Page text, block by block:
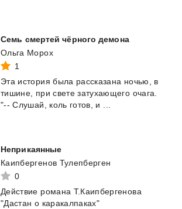
Семь смертей чёрного демона
Ольга Морох
1
Эта история была рассказана ночью,
в
тишине,
при свете затухающего очага.
"-- Слушай, коль готов, и
Неприкаянные
Каипбергенов Тулепберген
0
Действие романа Т.Каипбергенова
"Дастан о каракалпаках"